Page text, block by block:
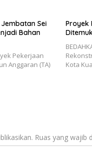
Sei
Bahan
Pekerjaan
Anggaran (TA)
Proyek
Kota
Ruas yang wajib